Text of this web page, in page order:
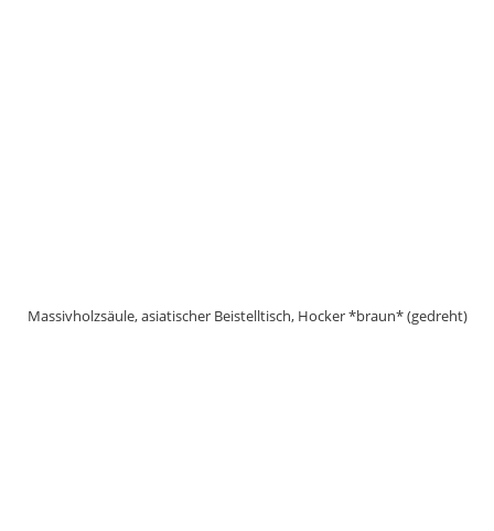
Massivholzsäule, asiatischer Beistelltisch, Hocker *braun* (gedreht)